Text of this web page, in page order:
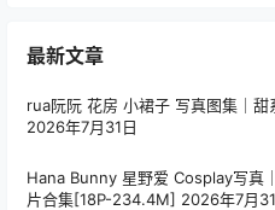
最新文章
rua阮阮 花房 小裙子 写真图集｜甜
2026年7月31日
Hana Bunny 星野爱 Cosplay写真
片合集[18P-234.4M] 2026年7月